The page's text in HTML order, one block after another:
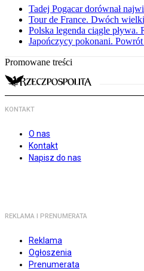
Tadej Pogacar dorównał
Tour de France. Dwóch
Polska legenda ciągle pływa.
Japończycy pokonani.
Promowane treści
KONTAKT
O nas
Kontakt
Napisz do nas
REKLAMA I PRENUMERATA
Reklama
Ogłoszenia
Prenumerata